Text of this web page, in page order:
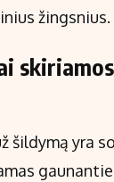
žingsnius.
šildymą yra